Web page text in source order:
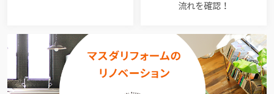
流れを確認！